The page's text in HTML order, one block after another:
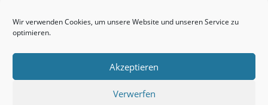
Wir verwenden Cookies, um unsere Website und unseren Service zu
optimieren.
Akzeptieren
Verwerfen
Kontakt
Links
Neuigkeiten
Seelsorge / Sakramente